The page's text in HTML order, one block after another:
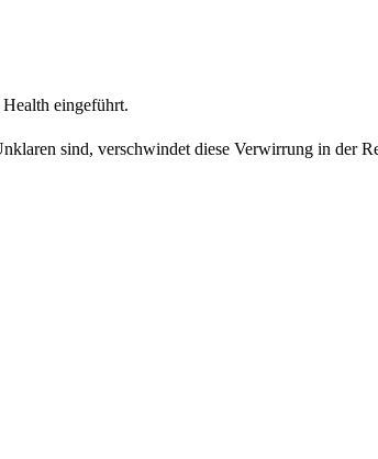
eingeführt.
sind, verschwindet diese Verwirrung in der